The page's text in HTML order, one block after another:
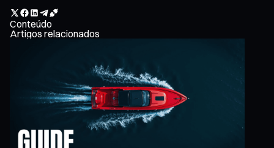
Conteúdo
Artigos relacionados